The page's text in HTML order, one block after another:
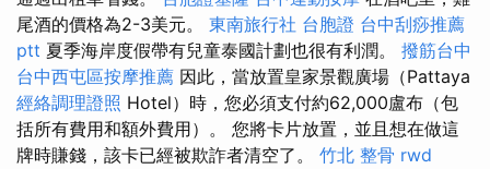
尾酒的價格為2-3美元。 東南旅行社 台胞證 台中刮痧推薦
ptt 夏季海岸度假帶有兒童泰國計劃也很有利潤。 撥筋台中
台中西屯區按摩推薦 因此，當放置皇家景觀廣場（Pattaya
經絡調理證照 Hotel）時，您必須支付約62,000盧布（包
括所有費用和額外費用）。 您將卡片放置，並且想在做這
牌時賺錢，該卡已經被欺詐者清空了。 竹北 整骨 rwd